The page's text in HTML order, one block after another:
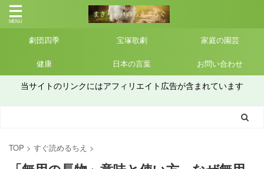
劇団四季 宝塚歌劇 家庭の園芸
健康 日本の言葉 お問い合わせ
当サイトのリンクにはアフィリエイト広告が含まれています
TOP > すぐ読めるちえ >